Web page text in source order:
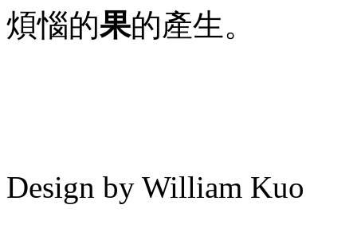
煩惱的果的產生。
Design by William Kuo